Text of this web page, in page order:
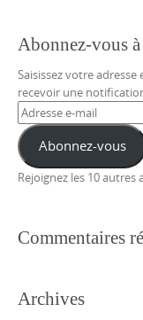
Abonnez-vous
Saisissez votre
recevoir une
Adresse
e-
mail Abonnez-vous
Rejoignez les 10 autres
Commentaires
Archives